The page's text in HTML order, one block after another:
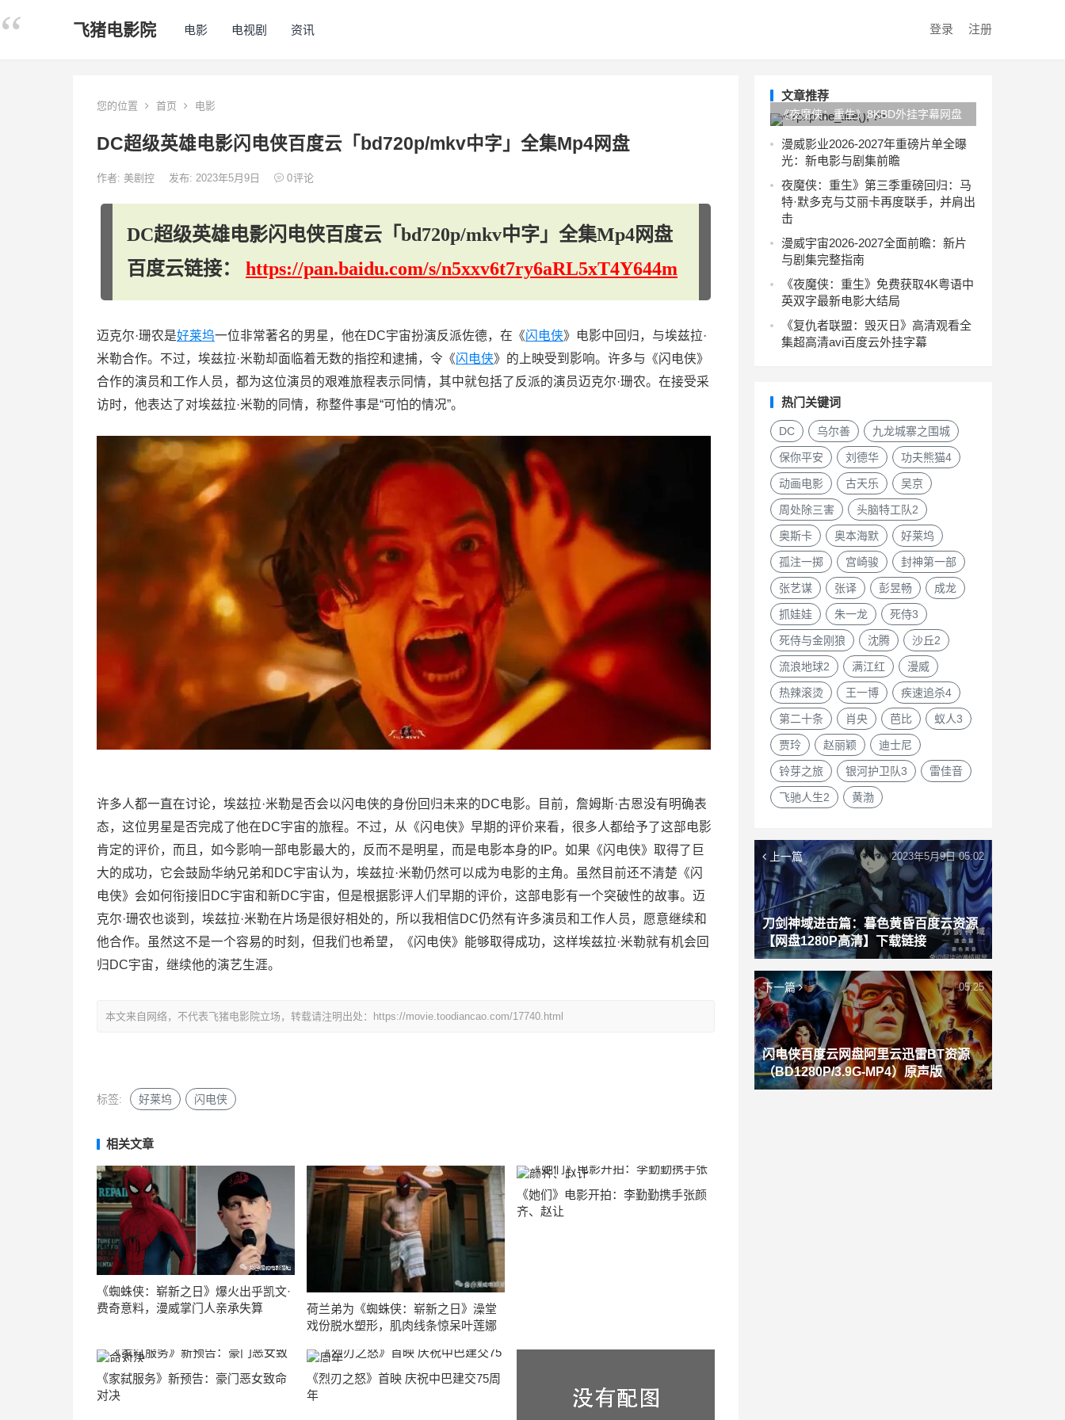
飞猪电影院 电影 电视剧 资讯 登录 注册
您的位置 首页 电影
DC超级英雄电影闪电侠百度云「bd720p/mkv中字」全集Mp4网盘
作者: 美剧控 发布: 2023年5月9日 0评论
DC超级英雄电影闪电侠百度云「bd720p/mkv中字」全集Mp4网盘
百度云链接： https://pan.baidu.com/s/n5xxv6t7ry6aRL5xT4Y644m
迈克尔·珊农是好莱坞一位非常著名的男星，他在DC宇宙扮演反派佐德，在《闪电侠》电影中回归，与埃兹拉·
米勒合作。不过，埃兹拉·米勒却面临着无数的指控和逮捕，令《闪电侠》的上映受到影响。许多与《闪电侠》
合作的演员和工作人员，都为这位演员的艰难旅程表示同情，其中就包括了反派的演员迈克尔·珊农。在接受采
访时，他表达了对埃兹拉·米勒的同情，称整件事是“可怕的情况”。
许多人都一直在讨论，埃兹拉·米勒是否会以闪电侠的身份回归未来的DC电影。目前，詹姆斯·古恩没有明确表
态，这位男星是否完成了他在DC宇宙的旅程。不过，从《闪电侠》早期的评价来看，很多人都给予了这部电影
肯定的评价，而且，如今影响一部电影最大的，反而不是明星，而是电影本身的IP。如果《闪电侠》取得了巨
大的成功，它会鼓励华纳兄弟和DC宇宙认为，埃兹拉·米勒仍然可以成为电影的主角。虽然目前还不清楚《闪
电侠》会如何衔接旧DC宇宙和新DC宇宙，但是根据影评人们早期的评价，这部电影有一个突破性的故事。迈
克尔·珊农也谈到，埃兹拉·米勒在片场是很好相处的，所以我相信DC仍然有许多演员和工作人员，愿意继续和
他合作。虽然这不是一个容易的时刻，但我们也希望，《闪电侠》能够取得成功，这样埃兹拉·米勒就有机会回
归DC宇宙，继续他的演艺生涯。
本文来自网络，不代表飞猪电影院立场，转载请注明出处：https://movie.toodiancao.com/17740.html
标签: 好莱坞 闪电侠
相关文章
《蜘蛛侠：崭新之日》爆火出乎凯文·
费奇意料，漫威掌门人亲承失算
荷兰弟为《蜘蛛侠：崭新之日》澡堂
戏份脱水塑形，肌肉线条惊呆叶莲娜
《她们》电影开拍：李勤勤携手张颜
齐、赵让
《家弑服务》新预告：豪门恶女致命
对决
《烈刃之怒》首映 庆祝中巴建交75周
年
文章推荐
《夜魔侠：重生》8KBD外挂字幕网盘
最新资源粤语
漫威影业2026-2027年重磅片单全曝
光：新电影与剧集前瞻
夜魔侠：重生》第三季重磅回归：马
特·默多克与艾丽卡再度联手，并肩出
击
漫威宇宙2026-2027全面前瞻：新片
与剧集完整指南
《夜魔侠：重生》免费获取4K粤语中
英双字最新电影大结局
《复仇者联盟：毁灭日》高清观看全
集超高清avi百度云外挂字幕
热门关键词
DC 乌尔善 九龙城寨之围城
保你平安 刘德华 功夫熊猫4
动画电影 古天乐 吴京
周处除三害 头脑特工队2
奥斯卡 奥本海默 好莱坞
孤注一掷 宫崎骏 封神第一部
张艺谋 张译 彭昱畅 成龙
抓娃娃 朱一龙 死侍3
死侍与金刚狼 沈腾 沙丘2
流浪地球2 满江红 漫威
热辣滚烫 王一博 疾速追杀4
第二十条 肖央 芭比 蚁人3
贾玲 赵丽颖 迪士尼
铃芽之旅 银河护卫队3 雷佳音
飞驰人生2 黄渤
上一篇
刀剑神域进击篇：暮色黄昏百度云资源
【网盘1280P高清】下载链接
2023年5月9日 05:02
下一篇
闪电侠百度云网盘阿里云迅雷BT资源
（BD1280P/3.9G-MP4）原声版
05:25